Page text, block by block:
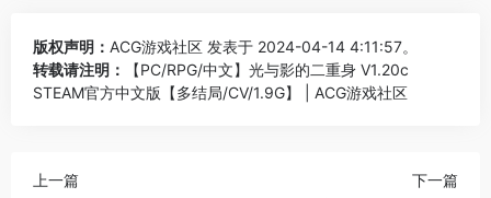
版权声明： ACG游戏社区 发表于 2024-04-14 4:11:57。
转载请注明：
【PC/RPG/中文】光与影的二重身 V1.20c
STEAM官方中文版【多结局/CV/1.9G】 | ACG游戏社区
上一篇 下一篇